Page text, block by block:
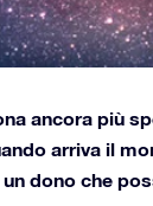
ancora più
arriva il
dono che